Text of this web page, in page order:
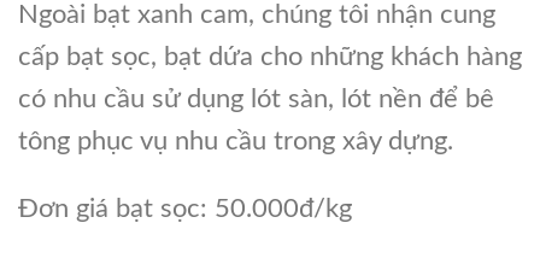
Ngoài bạt xanh cam, chúng tôi nhận cung
cấp bạt sọc, bạt dứa cho những khách hàng
có nhu cầu sử dụng lót sàn, lót nền để bê
tông phục vụ nhu cầu trong xây dựng.
Đơn giá bạt sọc: 50.000đ/kg